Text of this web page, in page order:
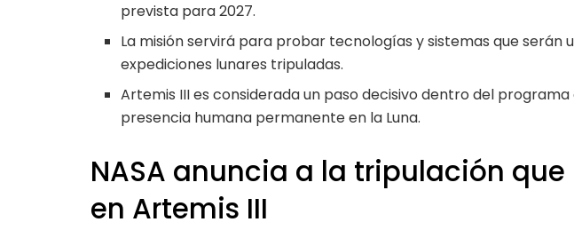
prevista para 2027.
La misión servirá para probar tecnologías y sistemas que serán
expediciones lunares tripuladas.
Artemis III es considerada un paso decisivo dentro del
presencia humana permanente en la Luna.
NASA anuncia a la tripulación
en Artemis III